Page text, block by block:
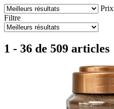
Prix
Filtre
1 - 36 de 509 articles